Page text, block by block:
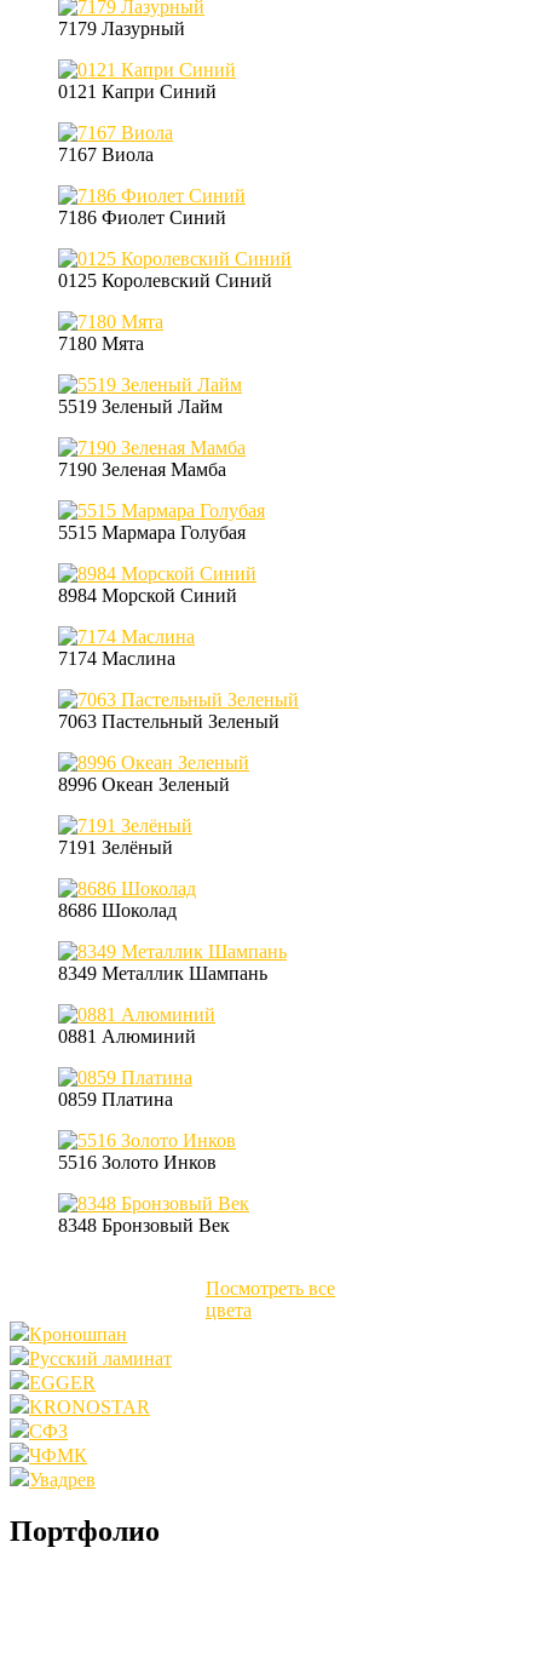
7179 Лазурный
0121 Капри Синий
7167 Виола
7186 Фиолет Синий
0125 Королевский Синий
7180 Мята
5519 Зеленый Лайм
7190 Зеленая Мамба
5515 Мармара Голубая
8984 Морской Синий
7174 Маслина
7063 Пастельный Зеленый
8996 Океан Зеленый
7191 Зелёный
8686 Шоколад
8349 Металлик Шампань
0881 Алюминий
0859 Платина
5516 Золото Инков
8348 Бронзовый Век
Посмотреть все
цвета
Кроношпан
Русский ламинат
EGGER
KRONOSTAR
СФЗ
ЧФМК
Увадрев
Портфолио